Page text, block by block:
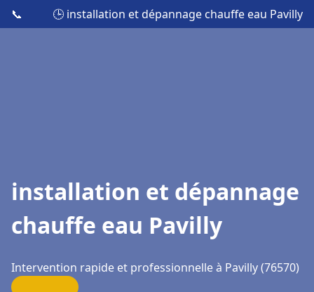
📞 🕒 installation et dépannage chauffe eau Pavilly
installation et dépannage
chauffe eau Pavilly
Intervention rapide et professionnelle à Pavilly (76570)